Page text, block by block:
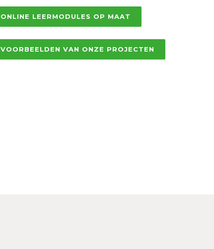
ONLINE LEERMODULES OP MAAT
VOORBEELDEN VAN ONZE PROJECTEN